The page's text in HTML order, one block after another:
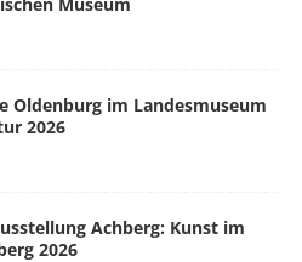
Oldenburg im Landesmuseum
2026
Achberg: Kunst im
2026